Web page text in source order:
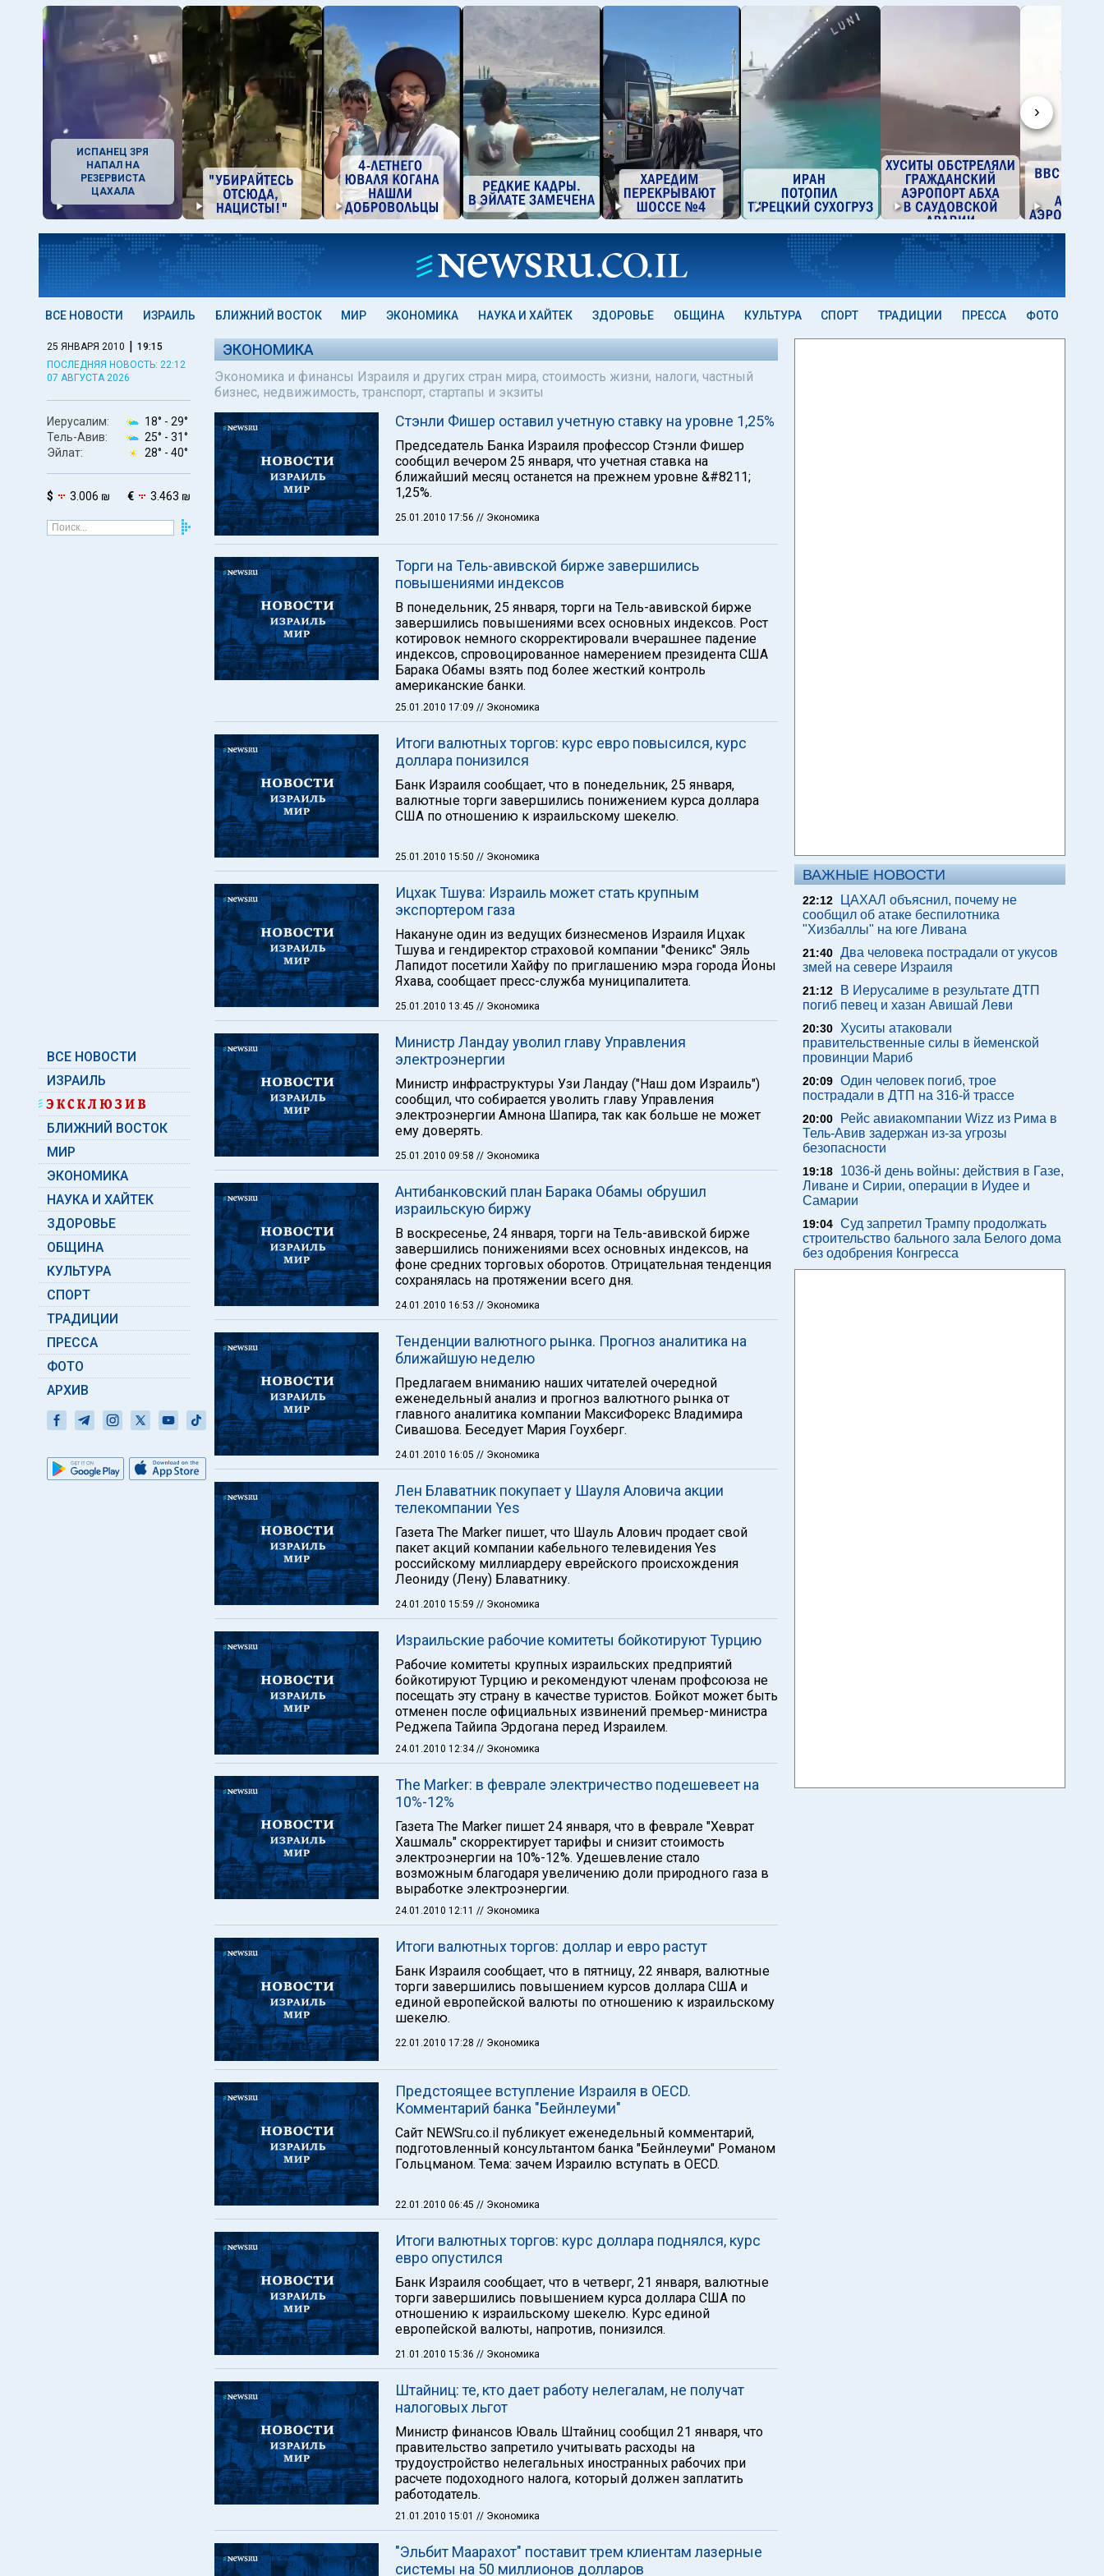
›
ИСПАНЕЦ ЗРЯ
НАПАЛ НА
РЕЗЕРВИСТА
ЦАХАЛА
ВСЕ НОВОСТИ ИЗРАИЛЬ БЛИЖНИЙ ВОСТОК МИР ЭКОНОМИКА НАУКА И ХАЙТЕК ЗДОРОВЬЕ ОБЩИНА КУЛЬТУРА СПОРТ ТРАДИЦИИ ПРЕССА ФОТО
25 ЯНВАРЯ 2010 | 19:15
ПОСЛЕДНЯЯ НОВОСТЬ: 22:12
07 АВГУСТА 2026
Иерусалим: 18° - 29°
Тель-Авив:
25° - 31°
Эйлат:
28° - 40°
$ 3.006 ₪ € 3.463 ₪
ВСЕ НОВОСТИ
ИЗРАИЛЬ
БЛИЖНИЙ ВОСТОК
МИР
ЭКОНОМИКА
НАУКА И ХАЙТЕК
ЗДОРОВЬЕ
ОБЩИНА
КУЛЬТУРА
СПОРТ
ТРАДИЦИИ
ПРЕССА
ФОТО
АРХИВ
ЭКОНОМИКА
Экономика и финансы Израиля и других стран мира, стоимость жизни, налоги, частный
бизнес, недвижимость, транспорт, стартапы и экзиты
Стэнли Фишер оставил учетную ставку на уровне 1,25%
Председатель Банка Израиля профессор Стэнли Фишер
сообщил вечером 25 января, что учетная ставка на
ближайший месяц останется на прежнем уровне &#8211;
1,25%.
25.01.2010 17:56 // Экономика
Торги на Тель-авивской бирже завершились
повышениями индексов
В понедельник, 25 января, торги на Тель-авивской бирже
завершились повышениями всех основных индексов. Рост
котировок немного скорректировали вчерашнее падение
индексов, спровоцированное намерением президента США
Барака Обамы взять под более жесткий контроль
американские банки.
25.01.2010 17:09 // Экономика
Итоги валютных торгов: курс евро повысился, курс
доллара понизился
Банк Израиля сообщает, что в понедельник, 25 января,
валютные торги завершились понижением курса доллара
США по отношению к израильскому шекелю.
25.01.2010 15:50 // Экономика
Ицхак Тшува: Израиль может стать крупным
экспортером газа
Накануне один из ведущих бизнесменов Израиля Ицхак
Тшува и гендиректор страховой компании "Феникс" Эяль
Лапидот посетили Хайфу по приглашению мэра города Йоны
Яхава, сообщает пресс-служба муниципалитета.
25.01.2010 13:45 // Экономика
Министр Ландау уволил главу Управления
электроэнергии
Министр инфраструктуры Узи Ландау ("Наш дом Израиль")
сообщил, что собирается уволить главу Управления
электроэнергии Амнона Шапира, так как больше не может
ему доверять.
25.01.2010 09:58 // Экономика
Антибанковский план Барака Обамы обрушил
израильскую биржу
В воскресенье, 24 января, торги на Тель-авивской бирже
завершились понижениями всех основных индексов, на
фоне средних торговых оборотов. Отрицательная тенденция
сохранялась на протяжении всего дня.
24.01.2010 16:53 // Экономика
Тенденции валютного рынка. Прогноз аналитика на
ближайшую неделю
Предлагаем вниманию наших читателей очередной
еженедельный анализ и прогноз валютного рынка от
главного аналитика компании МаксиФорекс Владимира
Сивашова. Беседует Мария Гоухберг.
24.01.2010 16:05 // Экономика
Лен Блаватник покупает у Шауля Аловича акции
телекомпании Yes
Газета The Marker пишет, что Шауль Алович продает свой
пакет акций компании кабельного телевидения Yes
российскому миллиардеру еврейского происхождения
Леониду (Лену) Блаватнику.
24.01.2010 15:59 // Экономика
Израильские рабочие комитеты бойкотируют Турцию
Рабочие комитеты крупных израильских предприятий
бойкотируют Турцию и рекомендуют членам профсоюза не
посещать эту страну в качестве туристов. Бойкот может быть
отменен после официальных извинений премьер-министра
Реджепа Тайипа Эрдогана перед Израилем.
24.01.2010 12:34// Экономика
The Marker: в феврале электричество подешевеет на
10%-12%
Газета The Marker пишет 24 января, что в феврале "Хеврат
Хашмаль" скорректирует тарифы и снизит стоимость
электроэнергии на 10%-12%. Удешевление стало
возможным благодаря увеличению доли природного газа в
выработке электроэнергии.
24.01.2010 12:11 // Экономика
Итоги валютных торгов: доллар и евро растут
Банк Израиля сообщает, что в пятницу, 22 января, валютные
торги завершились повышением курсов доллара США и
единой европейской валюты по отношению к израильскому
шекелю.
22.01.2010 17:28 // Экономика
Предстоящее вступление Израиля в OECD.
Комментарий банка "Бейнлеуми"
Сайт NEWSru.co.il публикует еженедельный комментарий,
подготовленный консультантом банка "Бейнлеуми" Романом
Гольцманом. Тема: зачем Израилю вступать в OECD.
22.01.2010 06:45 // Экономика
Итоги валютных торгов: курс доллара поднялся, курс
евро опустился
Банк Израиля сообщает, что в четверг, 21 января, валютные
торги завершились повышением курса доллара США по
отношению к израильскому шекелю. Курс единой
европейской валюты, напротив, понизился.
21.01.2010 15:36 // Экономика
Штайниц: те, кто дает работу нелегалам, не получат
налоговых льгот
Министр финансов Юваль Штайниц сообщил 21 января, что
правительство запретило учитывать расходы на
трудоустройство нелегальных иностранных рабочих при
расчете подоходного налога, который должен заплатить
работодатель.
21.01.2010 15:01 // Экономика
"Эльбит Маарахот" поставит трем клиентам лазерные
системы на 50 миллионов долларов
ВАЖНЫЕ НОВОСТИ
22:12
ЦАХАЛ объяснил, почему не
сообщил об атаке беспилотника
"Хизбаллы" на юге Ливана
21:40 Два человека пострадали от укусов
змей на севере Израиля
21:12
В Иерусалиме в результате ДТП
погиб певец и хазан Авишай Леви
20:30
Хуситы атаковали
правительственные силы в йеменской
провинции Мариб
20:09 Один человек погиб, трое
пострадали в ДТП на 316-й трассе
20:00
Рейс авиакомпании Wizz из Рима в
Тель-Авив задержан из-за угрозы
безопасности
19:18
1036-й день войны: действия в Газе,
Ливане и Сирии, операции в Иудее и
Самарии
19:04 Суд запретил Трампу продолжать
строительство бального зала Белого дома
без одобрения Конгресса